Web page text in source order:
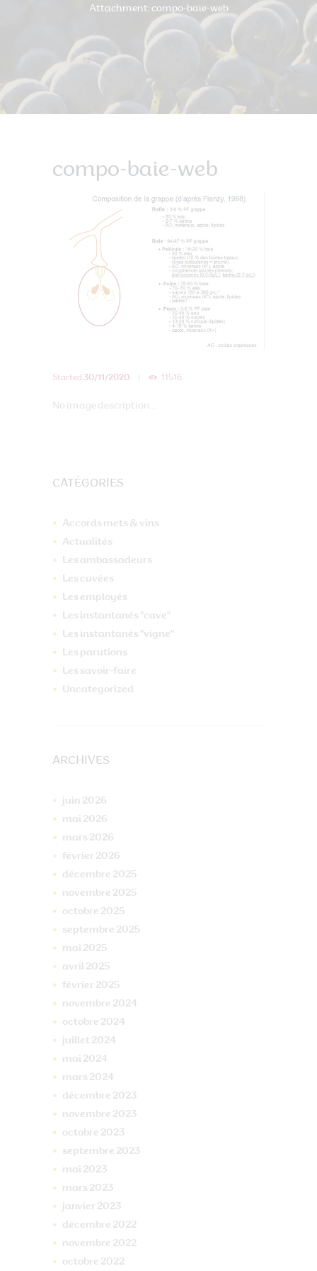
Attachment: compo-baie-web
compo-baie-web
Started30/11/2020 11516
No image description ...
CATÉGORIES
Accords mets & vins
Actualités
Les ambassadeurs
Les cuvées
Les employés
Les instantanés "cave"
Les instantanés "vigne"
Les parutions
Les savoir-faire
Uncategorized
ARCHIVES
juin 2026
mai 2026
mars 2026
février 2026
décembre 2025
novembre 2025
octobre 2025
septembre 2025
mai 2025
avril 2025
février 2025
novembre 2024
octobre 2024
juillet 2024
mai 2024
mars 2024
décembre 2023
novembre 2023
octobre 2023
septembre 2023
mai 2023
mars 2023
janvier 2023
décembre 2022
novembre 2022
octobre 2022